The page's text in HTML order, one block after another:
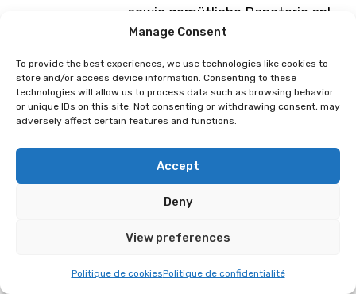
Manage Consent
To provide the best experiences, we use technologies like cookies to
store and/or access device information. Consenting to these
technologies will allow us to process data such as browsing behavior
or unique IDs on this site. Not consenting or withdrawing consent, may
adversely affect certain features and functions.
Accept
Deny
View preferences
Politique de cookiesPolitique de confidentialité
sowie gemütliche Papeterie an!
Änderungen
Raidesart